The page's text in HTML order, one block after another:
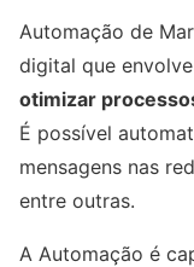
Automação de
digital que
otimizar
É possível
mensagens nas
entre outras.
A Automação é